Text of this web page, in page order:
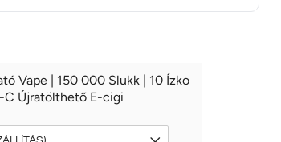
Vape | 150 000 Slukk | 10 Ízko
C Újratölthető E-cigi